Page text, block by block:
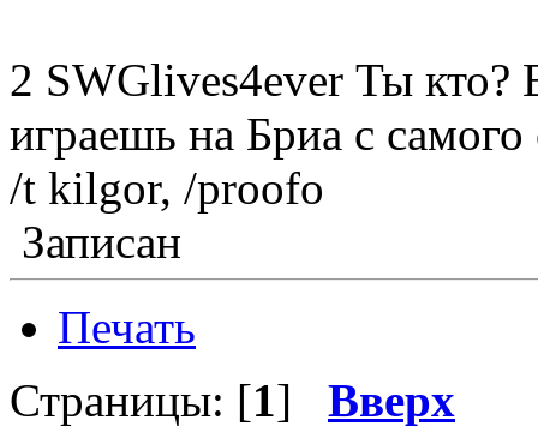
2 SWGlives4ever Ты кто?
играешь на Бриа с
/t kilgor, /proofo
Записан
Печать
Страницы: [1] Вверх